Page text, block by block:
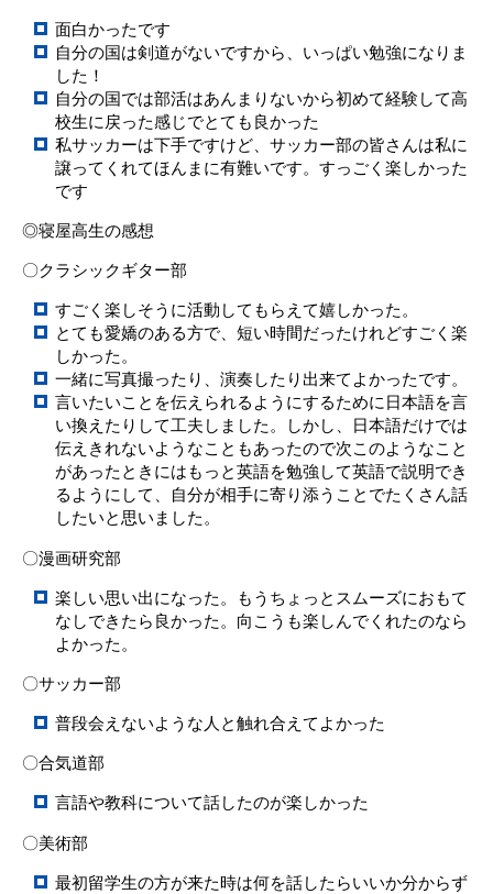
面白かったです
自分の国は剣道がないですから、いっぱい勉強になりま
した！
自分の国では部活はあんまりないから初めて経験して高
校生に戻った感じでとても良かった
私サッカーは下手ですけど、サッカー部の皆さんは私に
譲ってくれてほんまに有難いです。すっごく楽しかった
です
◎寝屋高生の感想
〇クラシックギター部
すごく楽しそうに活動してもらえて嬉しかった。
とても愛嬌のある方で、短い時間だったけれどすごく楽
しかった。
一緒に写真撮ったり、演奏したり出来てよかったです。
言いたいことを伝えられるようにするために日本語を言
い換えたりして工夫しました。しかし、日本語だけでは
伝えきれないようなこともあったので次このようなこと
があったときにはもっと英語を勉強して英語で説明でき
るようにして、自分が相手に寄り添うことでたくさん話
したいと思いました。
〇漫画研究部
楽しい思い出になった。もうちょっとスムーズにおもて
なしできたら良かった。向こうも楽しんでくれたのなら
よかった。
〇サッカー部
普段会えないような人と触れ合えてよかった
〇合気道部
言語や教科について話したのが楽しかった
〇美術部
最初留学生の方が来た時は何を話したらいいか分からず